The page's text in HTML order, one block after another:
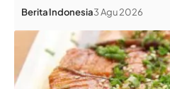
BeritaIndonesia3 Agu 2026